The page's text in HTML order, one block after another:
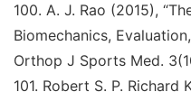
100. A. J. Rao (2015),
Biomechanics,
Orthop J Sports Med.
101. Robert S. P. Richard